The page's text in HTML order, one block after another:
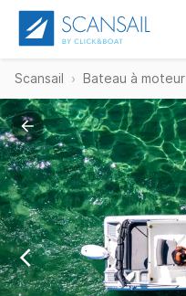
Scansail Bateau à moteur